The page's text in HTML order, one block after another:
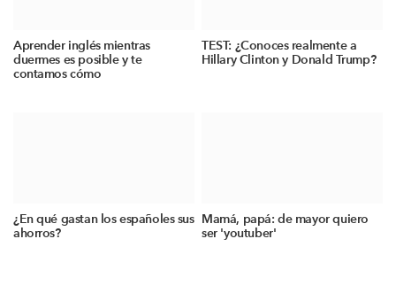
Aprender inglés mientras
duermes es posible y te
contamos cómo
TEST: ¿Conoces realmente a
Hillary Clinton y Donald Trump?
¿En qué gastan los españoles sus
ahorros?
Mamá, papá: de mayor quiero
ser 'youtuber'